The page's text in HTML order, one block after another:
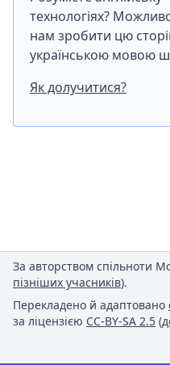
технологіях?
нам зробити цю
українською мовою
Як долучитися?
За авторством спільноти
пізніших учасників).
Перекладено й адаптовано
за ліцензією CC-BY-SA 2.5 (